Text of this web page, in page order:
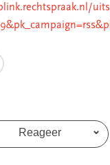
Reageer